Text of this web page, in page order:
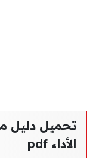
تحميل دليل
الأداء pdf